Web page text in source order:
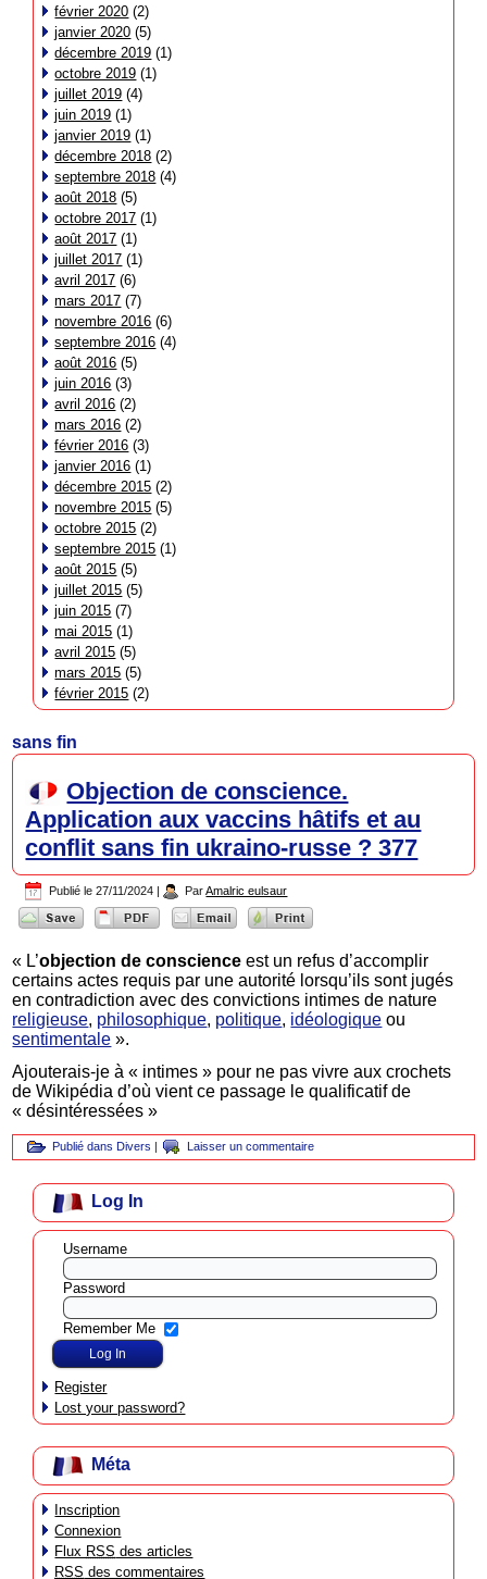
février 2020 (2)
janvier 2020 (5)
décembre 2019 (1)
octobre 2019 (1)
juillet 2019 (4)
juin 2019 (1)
janvier 2019 (1)
décembre 2018 (2)
septembre 2018 (4)
août 2018 (5)
octobre 2017 (1)
août 2017 (1)
juillet 2017 (1)
avril 2017 (6)
mars 2017 (7)
novembre 2016 (6)
septembre 2016 (4)
août 2016 (5)
juin 2016 (3)
avril 2016 (2)
mars 2016 (2)
février 2016 (3)
janvier 2016 (1)
décembre 2015 (2)
novembre 2015 (5)
octobre 2015 (2)
septembre 2015 (1)
août 2015 (5)
juillet 2015 (5)
juin 2015 (7)
mai 2015 (1)
avril 2015 (5)
mars 2015 (5)
février 2015 (2)
sans fin
Objection de conscience.
Application aux vaccins hâtifs et au
conflit sans fin ukraino-russe ? 377
Publié le 27/11/2024 | Par Amalric eulsaur
« L’objection de conscience est un refus d’accomplir
certains actes requis par une autorité lorsqu’ils sont jugés
en contradiction avec des convictions intimes de nature
religieuse, philosophique, politique, idéologique ou
sentimentale ».
Ajouterais-je à « intimes » pour ne pas vivre aux crochets
de Wikipédia d’où vient ce passage le qualificatif de
« désintéressées »
Publié dans Divers | Laisser un commentaire
Log In
Username
Password
Remember Me
Register
Lost your password?
Méta
Inscription
Connexion
Flux RSS des articles
RSS des commentaires